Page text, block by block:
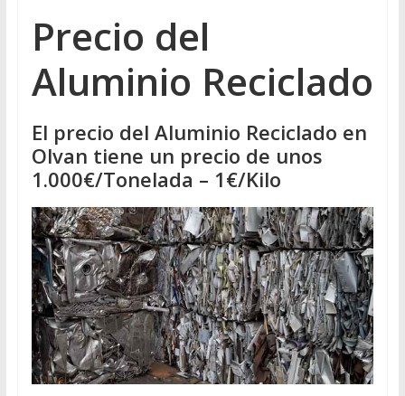
Precio del
Aluminio Reciclado
El precio del Aluminio Reciclado en
Olvan tiene un precio de unos
1.000€/Tonelada – 1€/Kilo